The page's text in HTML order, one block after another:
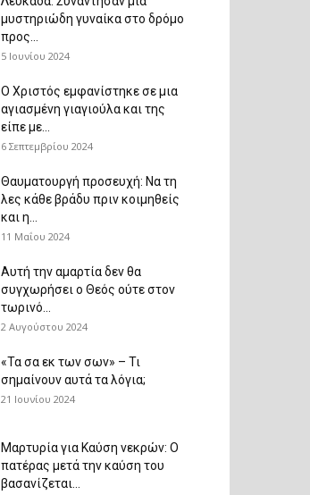
μυστηριώδη γυναίκα στο δρόμο
προς...
5 Ιουνίου 2024
Ο Χριστός εμφανίστηκε σε μια
αγιασμένη γιαγιούλα και της
είπε με...
6 Σεπτεμβρίου 2024
Θαυματουργή προσευχή: Να τη
λες κάθε βράδυ πριν κοιμηθείς
και η...
11 Μαΐου 2024
Αυτή την αμαρτία δεν θα
συγχωρήσει ο Θεός ούτε στον
τωρινό...
2 Αυγούστου 2024
«Τα σα εκ των σων» – Τι
σημαίνουν αυτά τα λόγια;
21 Ιουνίου 2024
Μαρτυρία για Καύση νεκρών: Ο
πατέρας μετά την καύση του
βασανίζεται...